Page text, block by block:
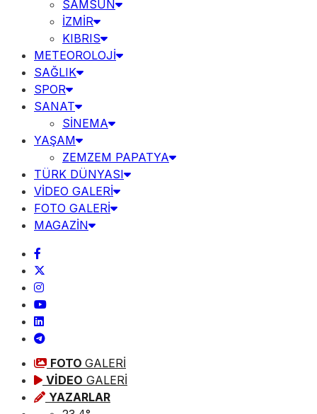
SAMSUN
İZMİR
KIBRIS
METEOROLOJİ
SAĞLIK
SPOR
SANAT
SİNEMA
YAŞAM
ZEMZEM PAPATYA
TÜRK DÜNYASI
VİDEO GALERİ
FOTO GALERİ
MAGAZİN
FOTO GALERİ
VİDEO GALERİ
YAZARLAR